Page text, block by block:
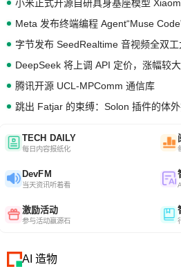
小米正式开源自研具身基座模型
Meta 发布终端编程 Agent“Muse
字节发布 SeedRealtime 音视频全双工
DeepSeek 将上调 API 定价，涨幅较大
腾讯开源 UCL-MPComm 通信库
TECH DAILY
每日内容报纸化
DevFM
当天资讯听着看
激励活动
参与活动赢源石
AI 造物